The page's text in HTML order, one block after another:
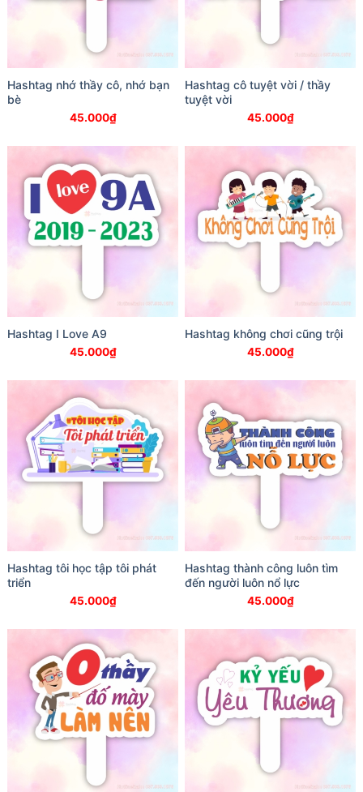
Hashtag nhớ thầy cô, nhớ bạn
bè
45.000₫
Hashtag cô tuyệt vời / thầy
tuyệt vời
45.000₫
Hashtag I Love A9
45.000₫
Hashtag không chơi cũng trội
45.000₫
Hashtag tôi học tập tôi phát
triển
45.000₫
Hashtag thành công luôn tìm
đến người luôn nổ lực
45.000₫